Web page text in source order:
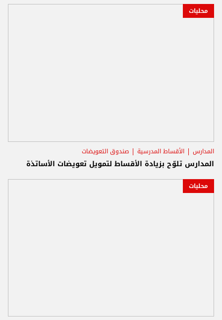
محليات
المدارس الأقساط المدرسية صندوق التعويضات
المدارس تلوّح بزيادة الأقساط لتمويل تعويضات الأساتذة
محليات